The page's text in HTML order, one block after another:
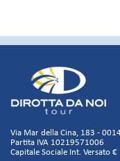
Via Mar della Cina, 183 -
Partita IVA 10219571006
Capitale Sociale Int. Versato